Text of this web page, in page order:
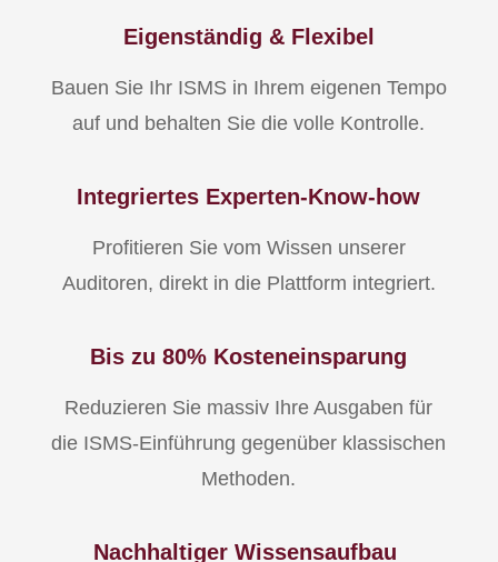
Eigenständig & Flexibel
Bauen Sie Ihr ISMS in Ihrem eigenen Tempo
auf und behalten Sie die volle Kontrolle.
Integriertes Experten-Know-how
Profitieren Sie vom Wissen unserer
Auditoren, direkt in die Plattform integriert.
Bis zu 80% Kosteneinsparung
Reduzieren Sie massiv Ihre Ausgaben für
die ISMS-Einführung gegenüber klassischen
Methoden.
Nachhaltiger Wissensaufbau